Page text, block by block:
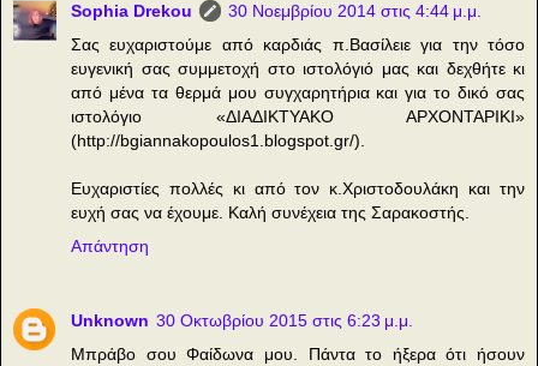
Sophia Drekou
30 Νοεμβρίου 2014 στις 4:44 μ.μ.
Σας ευχαριστούμε από καρδιάς π.Βασίλειε για την τόσο
ευγενική σας συμμετοχή στο ιστολόγιό μας και δεχθήτε κι
από μένα τα θερμά μου συγχαρητήρια και για το δικό σας
ιστολόγιο «ΔΙΑΔΙΚΤΥΑΚΟ ΑΡΧΟΝΤΑΡΙΚΙ»
(http://bgiannakopoulos1.blogspot.gr/).
Ευχαριστίες πολλές κι από τον κ.Χριστοδουλάκη και την
ευχή σας να έχουμε. Καλή συνέχεια της Σαρακοστής.
Απάντηση
Unknown 30 Οκτωβρίου 2015 στις 6:23 μ.μ.
Μπράβο σου Φαίδωνα μου. Πάντα το ήξερα ότι ήσουν